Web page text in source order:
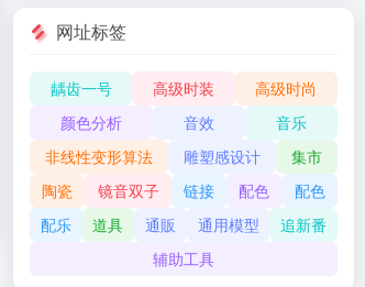
网址标签
龋齿一号 高级时装
高级时尚
颜色分析
音效
音乐
非线性变形算法
雕塑感设计
集市
陶瓷
镜音双子 链接 配色
配色
配乐
道具 通販 通用模型
追新番
辅助工具